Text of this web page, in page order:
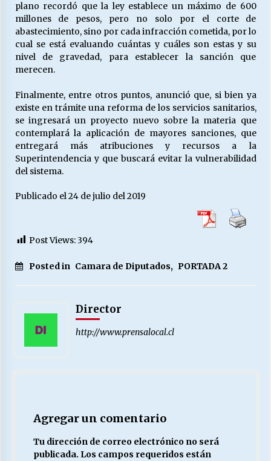
plano recordó que la ley establece un máximo de 600
millones de pesos, pero no solo por el corte de
abastecimiento, sino por cada infracción cometida, por lo
cual se está evaluando cuántas y cuáles son estas y su
nivel de gravedad, para establecer la sanción que
merecen.
Finalmente, entre otros puntos, anunció que, si bien ya
existe en trámite una reforma de los servicios sanitarios,
se ingresará un proyecto nuevo sobre la materia que
contemplará la aplicación de mayores sanciones, que
entregará más atribuciones y recursos a la
Superintendencia y que buscará evitar la vulnerabilidad
del sistema.
Publicado el 24 de julio del 2019
Post Views:394
Posted in Camara de Diputados, PORTADA 2
Director
http://www.prensalocal.cl
Agregar un comentario
Tu dirección de correo electrónico no será
publicada. Los campos requeridos están